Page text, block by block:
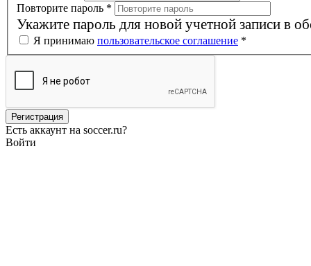
Повторите пароль *
Укажите пароль для новой учетной записи в
Я принимаю пользовательское соглашение *
Есть аккаунт на soccer.ru?
Войти